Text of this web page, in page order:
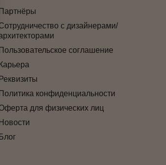
Партнёры
с дизайнерами/
Пользовательское соглашение
Карьера
Реквизиты
Политика конфиденциальности
для физических лиц
Новости
Блог